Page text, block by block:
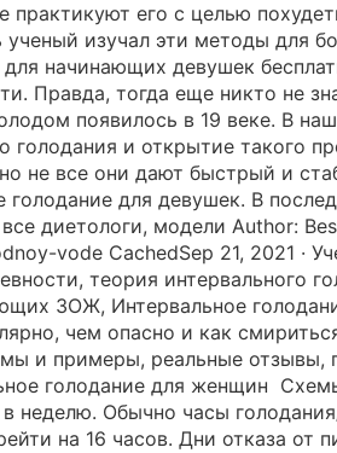
его с целью
изучал эти методы для
начинающих девушек
Правда, тогда еще никто не
появилось в 19 веке. В
и открытие такого
все они дают быстрый и
для девушек. В
диетологи, модели Author:
vode CachedSep 21, 2021 ·
теория интервального
ЗОЖ, Интервальное
чем опасно и как
и примеры, реальные
голодание для женщин
неделю. Обычно часы
на 16 часов. Дни отказа